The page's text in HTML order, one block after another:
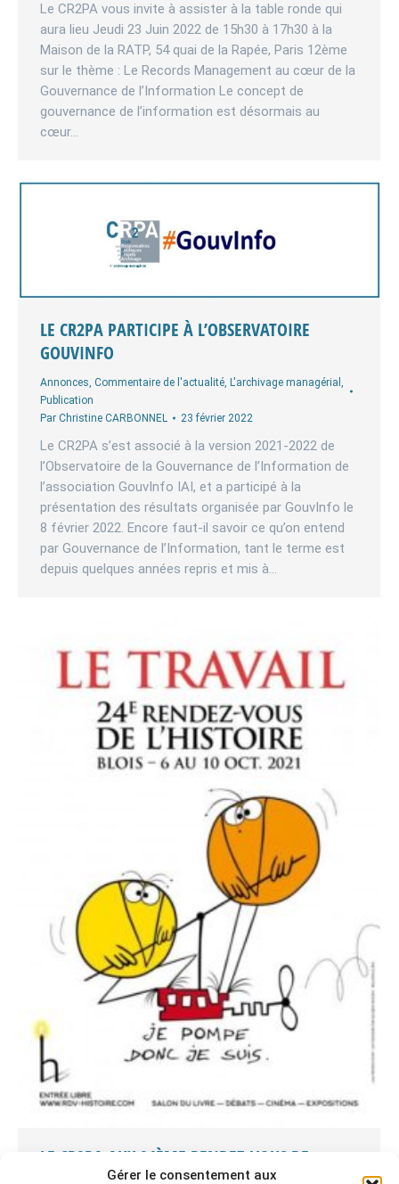
Gérer le consentement aux
Le CR2PA vous invite à assister à la table ronde qui
aura lieu Jeudi 23 Juin 2022 de 15h30 à 17h30 à la
Maison de la RATP, 54 quai de la Rapée, Paris 12ème
sur le thème : Le Records Management au cœur de la
Gouvernance de l’Information Le concept de
gouvernance de l’information est désormais au
cœur…
LE CR2PA PARTICIPE À L’OBSERVATOIRE
GOUVINFO
Annonces Commentaire de l'actualité L'archivage managérial
Publication
Par Christine CARBONNEL 23 février 2022
Le CR2PA s’est associé à la version 2021-2022 de
l’Observatoire de la Gouvernance de l’Information de
l’association GouvInfo IAI, et a participé à la
présentation des résultats organisée par GouvInfo le
8 février 2022. Encore faut-il savoir ce qu’on entend
par Gouvernance de l’Information, tant le terme est
depuis quelques années repris et mis à…
LE CR2PA AUX 24ÈME RENDEZ-VOUS DE